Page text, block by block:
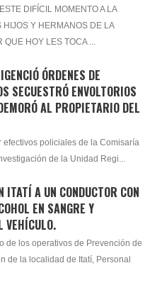
DIFÍCIL MOMENTO A LA
HIJOS Y HERMANOS DE LA
HOY LES TOCA ...
ÓRDENES DE
SECUESTRÓ ENVOLTORIOS
AL PROPIETARIO DEL
efectivos policiales de la Comisaría
de la Unidad Regi...
ITATÍ A UN CONDUCTOR CON
EN SANGRE Y
VEHÍCULO.
de los operativos de Prevención de
de la localidad de Itatí, Personal